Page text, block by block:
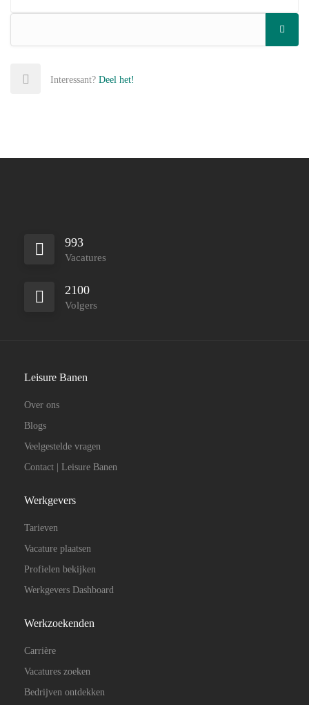
Interessant? Deel het!
993
Vacatures
2100
Volgers
Leisure Banen
Over ons
Blogs
Veelgestelde vragen
Contact | Leisure Banen
Werkgevers
Tarieven
Vacature plaatsen
Profielen bekijken
Werkgevers Dashboard
Werkzoekenden
Carrière
Vacatures zoeken
Bedrijven ontdekken